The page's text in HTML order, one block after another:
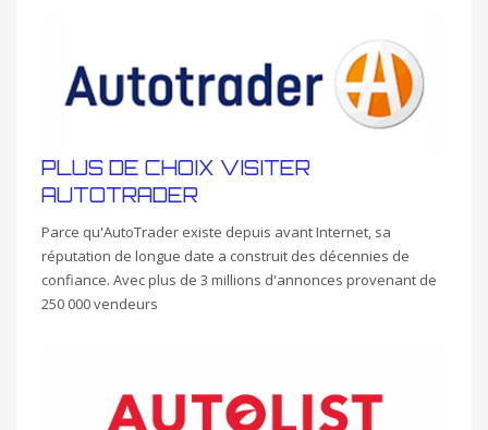
PLUS DE CHOIX VISITER
AUTOTRADER
Parce qu'AutoTrader existe depuis avant Internet, sa
réputation de longue date a construit des décennies de
confiance. Avec plus de 3 millions d'annonces provenant de
250 000 vendeurs